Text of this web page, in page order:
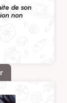
de son
non